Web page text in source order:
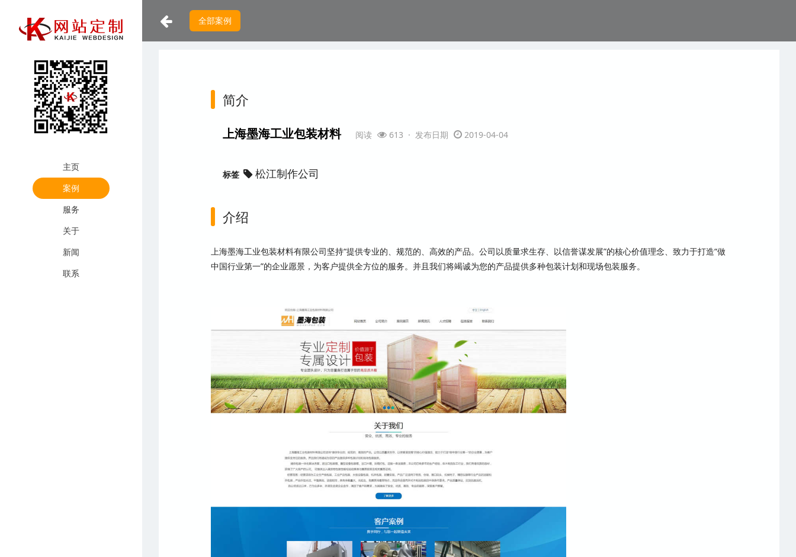
主页
案例
服务
关于
新闻
联系
全部案例
简介
上海墨海工业包装材料 阅读 613 · 发布日期 2019-04-04
标签 松江制作公司
介绍
上海墨海工业包装材料有限公司坚持“提供专业的、规范的、高效的产品。公司以质量求生存、以信誉谋发展”的核心价值理念、致力于打造“做
中国行业第一”的企业愿景，为客户提供全方位的服务。并且我们将竭诚为您的产品提供多种包装计划和现场包装服务。